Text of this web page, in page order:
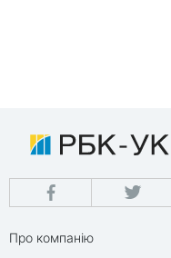
Про компанію